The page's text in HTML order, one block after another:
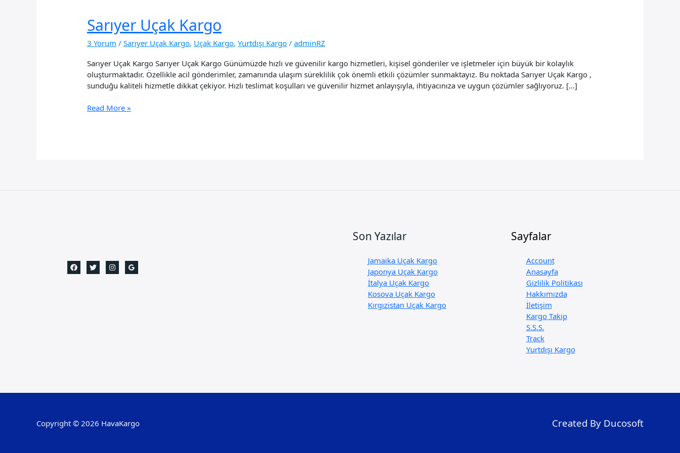
Sarıyer Uçak Kargo
3 Yorum /Sarıyer Uçak Kargo, Uçak Kargo,Yurtdışı Kargo /adminRZ
Sarıyer Uçak Kargo Sarıyer Uçak Kargo Günümüzde hızlı ve güvenilir kargo hizmetleri, kişisel gönderiler ve işletmeler için büyük bir kolaylık
oluşturmaktadır. Özellikle acil gönderimler, zamanında ulaşım süreklilik çok önemli etkili çözümler sunmaktayız. Bu noktada Sarıyer Uçak Kargo ,
sunduğu kaliteli hizmetle dikkat çekiyor. Hızlı teslimat koşulları ve güvenilir hizmet anlayışıyla, ihtiyacınıza ve uygun çözümler sağlıyoruz. […]
Sarıyer
Read More »
Son Yazılar
Jamaika Uçak Kargo
Japonya Uçak Kargo
İtalya Uçak Kargo
Kosova Uçak Kargo
Kırgızistan Uçak Kargo
Sayfalar
Account
Anasayfa
Gizlilik Politikası
Hakkımızda
İletişim
Kargo Takip
S.S.S.
Track
Yurtdışı Kargo
Copyright © 2026 HavaKargo Created By Ducosoft